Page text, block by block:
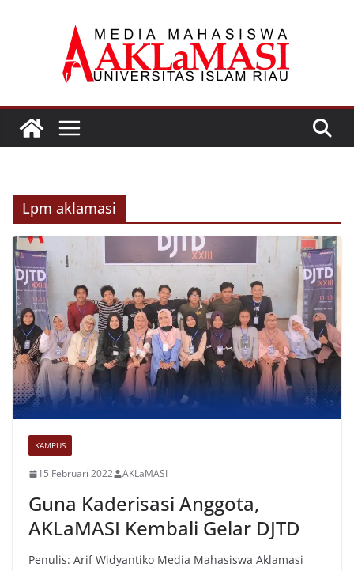
Lpm aklamasi
KAMPUS
15 Februari 2022 AKLaMASI
Guna Kaderisasi Anggota,
AKLaMASI Kembali Gelar DJTD
Penulis: Arif Widyantiko Media Mahasiswa Aklamasi